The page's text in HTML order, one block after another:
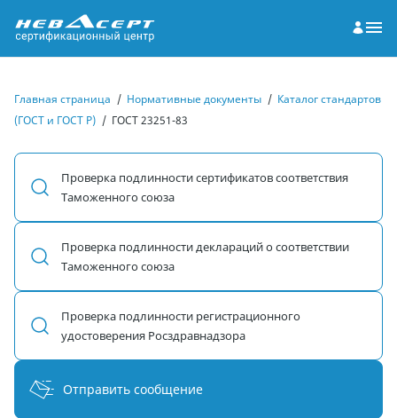
Главная страница / Нормативные документы / Каталог стандартов
(ГОСТ и ГОСТ Р) / ГОСТ 23251-83
Проверка подлинности сертификатов соответствия
Таможенного союза
Проверка подлинности деклараций о соответствии
Таможенного союза
Проверка подлинности регистрационного
удостоверения Росздравнадзора
Отправить сообщение